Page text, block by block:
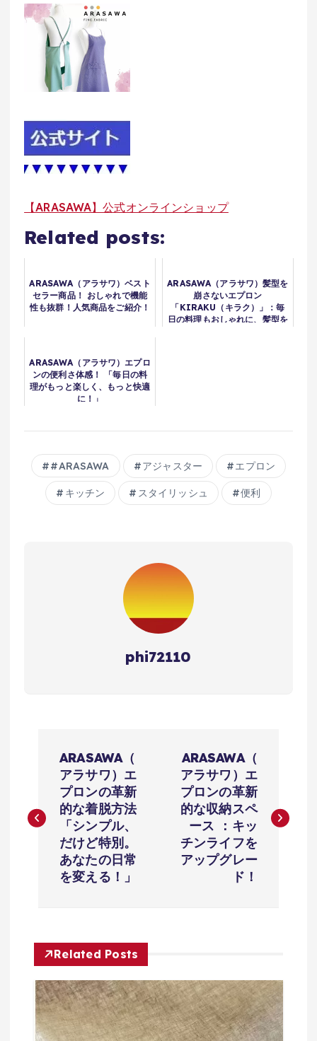
【ARASAWA】公式オンラインショップ
Related posts:
ARASAWA（アラサワ）ベスト
セラー商品！ おしゃれで機能
性も抜群！人気商品をご紹介！
ARASAWA（アラサワ）髪型を
崩さないエプロン
「KIRAKU（キラク）」：毎
日の料理もおしゃれに、髪型を
ARASAWA（アラサワ）エプロ
ンの便利さ体感！ 「毎日の料
理がもっと楽しく、もっと快適
に！」
#ARASAWA アジャスター エプロン
キッチン スタイリッシュ 便利
phi72110
ナ
シ
ョ
ン
ARASAWA（
アラサワ）エ
プロンの革新
的な着脱方法
「シンプル、
だけど特別。
あなたの日常
を変える！」
ARASAWA（
アラサワ）エ
プロンの革新
的な収納スペ
ース ：キッ
チンライフを
アップグレー
ド！
Related Posts